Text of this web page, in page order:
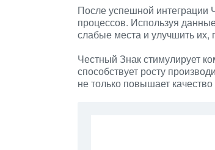
После успешной интеграции
процессов. Используя
слабые места и улучшить
Честный Знак стимулирует
способствует росту
не только повышает